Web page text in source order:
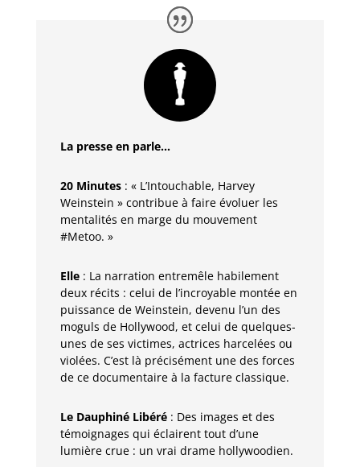
La presse en parle…
20 Minutes: « L’Intouchable, Harvey
Weinstein » contribue à faire évoluer les
mentalités en marge du mouvement
#Metoo. »
Elle: La narration entremêle habilement
deux récits : celui de l’incroyable montée en
puissance de Weinstein, devenu l’un des
moguls de Hollywood, et celui de quelques-
unes de ses victimes, actrices harcelées ou
violées. C’est là précisément une des forces
de ce documentaire à la facture classique.
Le Dauphiné Libéré: Des images et des
témoignages qui éclairent tout d’une
lumière crue : un vrai drame hollywoodien.